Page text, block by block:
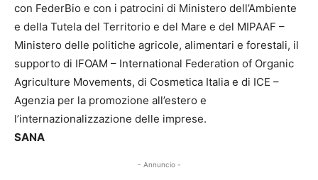
con FederBio e con i patrocini di Ministero dell’Ambiente
e della Tutela del Territorio e del Mare e del MIPAAF –
Ministero delle politiche agricole, alimentari e forestali, il
supporto di IFOAM – International Federation of Organic
Agriculture Movements, di Cosmetica Italia e di ICE –
Agenzia per la promozione all’estero e
l’internazionalizzazione delle imprese.
SANA
- Annuncio -